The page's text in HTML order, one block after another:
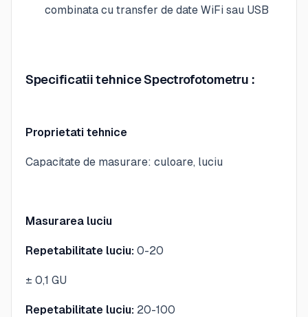
combinata cu transfer de date WiFi sau USB
Specificatii tehnice Spectrofotometru :
Proprietati tehnice
Capacitate de masurare: culoare, luciu
Masurarea luciu
Repetabilitate luciu: 0-20
± 0,1 GU
Repetabilitate luciu: 20-100